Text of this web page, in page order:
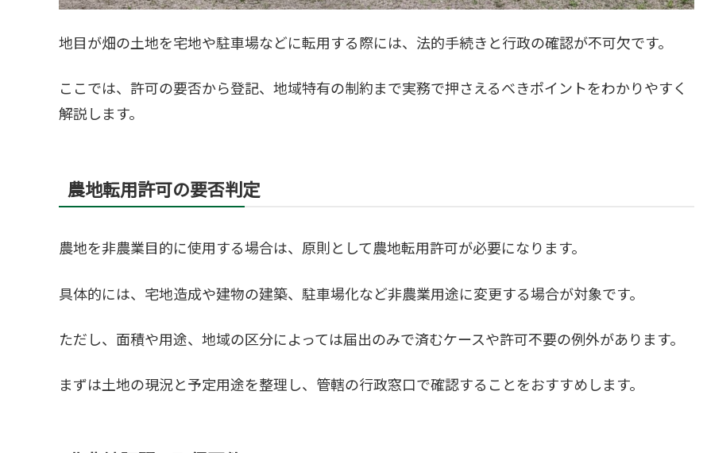
地目が畑の土地を宅地や駐車場などに転用する際には、法的手続きと行政の確認が不可欠です。
ここでは、許可の要否から登記、地域特有の制約まで実務で押さえるべきポイントをわかりやすく
解説します。
農地転用許可の要否判定
農地を非農業目的に使用する場合は、原則として農地転用許可が必要になります。
具体的には、宅地造成や建物の建築、駐車場化など非農業用途に変更する場合が対象です。
ただし、面積や用途、地域の区分によっては届出のみで済むケースや許可不要の例外があります。
まずは土地の現況と予定用途を整理し、管轄の行政窓口で確認することをおすすめします。